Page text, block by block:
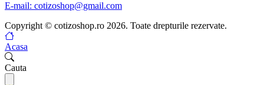
E-mail: cotizoshop@gmail.com
Copyright © cotizoshop.ro 2026. Toate drepturile rezervate.
Acasa
Cauta